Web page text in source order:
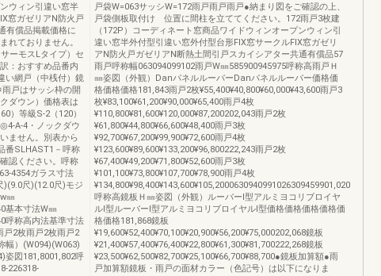
ウィン引違い窓半
窓ガゼリアN防火戸
有償品掲載価格に
れておりません。
ーモスLタイプ）セ
：おすすめ品番内
い網戸（中桟付）鏡
戸はサッシ枠の開
ダウン）価格表は
）等級S-2（120）
A-4・ノックダウ
ません。別表から
番SLHAST1－呼称
認ください。呼称
4354ガラス寸法
)(9.0尺)(12.0尺)モジ
㎜
基本寸法W㎜
呼称高内法基準寸法
戸2枚雨戸2枚雨戸2
幅）(W094)(W063)
姿図181,8001,802呼
226318-
戸袋W=063サッシW=172雨戸雨戸雨戸●納まり図をご確認の上、
戸袋側板取付け 位置に間柱を立ててください。172雨戸3枚建
（172P）コーディネート窓商品ワイドウィンオープンウィン引
違い窓半外付型引違い窓外付型台形FIX窓サークルFIX窓ガゼリ
アN防火戸ガゼリアN断熱土間引戸スカイシアター共通有償品57
雨戸呼称幅063094099102雨戸W㎜585900945975呼称高雨戸Ｈ
㎜姿図（外観）DanパネルルーバーDanパネルルーバー価格価
格価格価格181,843雨戸2枚¥55,400¥40,800¥60,000¥43,600雨戸3
枚¥83,100¥61,200¥90,000¥65,400雨戸4枚
¥110,800¥81,600¥120,000¥87,200202,043雨戸2枚
¥61,800¥44,800¥66,600¥48,400雨戸3枚
¥92,700¥67,200¥99,900¥72,600雨戸4枚
¥123,600¥89,600¥133,200¥96,800222,243雨戸2枚
¥67,400¥49,200¥71,800¥52,600雨戸3枚
¥101,100¥73,800¥107,700¥78,900雨戸4枚
¥134,800¥98,400¥143,600¥105,2000630940991026309459901,020
呼称高鏡板Ｈ㎜姿図（外観）ルーバーⅠ型アルミヨコリブロイヤ
ルⅠ型ルーバーⅠ型アルミヨコリブロイヤルⅠ型価格価格価格価格価
格価格181,868鏡板
¥19,600¥52,400¥70,100¥20,900¥56,200¥75,000202,068鏡板
¥21,400¥57,400¥76,400¥22,800¥61,300¥81,700222,268鏡板
¥23,500¥62,500¥82,700¥25,100¥66,700¥88,700●鏡板加算額●雨
戸加算額鏡板・雨戸の面材カラー（色記号）は以下になりま